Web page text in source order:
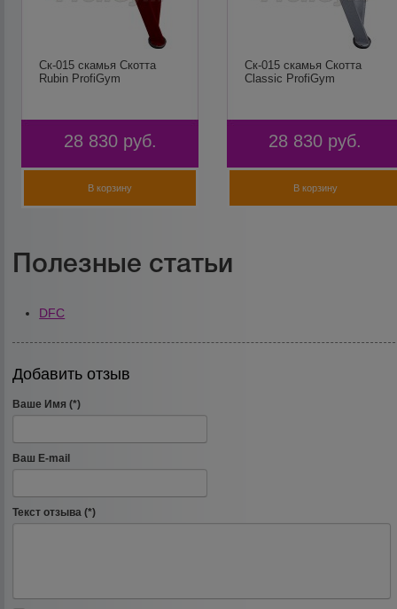
Ск-015 скамья Скотта
Rubin ProfiGym
28 830 руб.
В корзину
Ск-015 скамья Скотта
Classic ProfiGym
28 830 руб.
В корзину
Полезные статьи
DFC
Добавить отзыв
Ваше Имя (*)
Ваш E-mail
Текст отзыва (*)